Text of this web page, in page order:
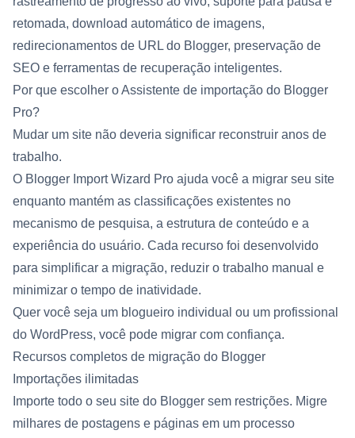
retomada, download automático de imagens,
redirecionamentos de URL do Blogger, preservação de
SEO e ferramentas de recuperação inteligentes.
Por que escolher o Assistente de importação do Blogger
Pro?
Mudar um site não deveria significar reconstruir anos de
trabalho.
O Blogger Import Wizard Pro ajuda você a migrar seu site
enquanto mantém as classificações existentes no
mecanismo de pesquisa, a estrutura de conteúdo e a
experiência do usuário. Cada recurso foi desenvolvido
para simplificar a migração, reduzir o trabalho manual e
minimizar o tempo de inatividade.
Quer você seja um blogueiro individual ou um profissional
do WordPress, você pode migrar com confiança.
Recursos completos de migração do Blogger
Importações ilimitadas
Importe todo o seu site do Blogger sem restrições. Migre
milhares de postagens e páginas em um processo